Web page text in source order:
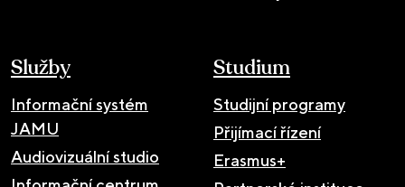
Služby
Informační systém
JAMU
Audiovizuální studio
Studium
Studijní programy
Přijímací řízení
Erasmus+